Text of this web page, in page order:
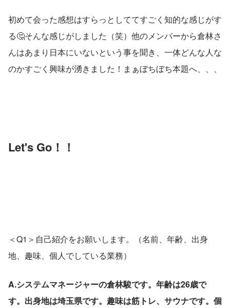
初めて会った感想はすらっとしててすごく知的な感じがす
る🤔そんな感じがしました（笑）他のメンバーから倉林さ
んはあまり日本にいないという事を聞き、一体どんな人な
のかすごく興味が湧きました！まぁぼちぼち本題へ、、、
Let's Go！！
＜Q1＞自己紹介をお願いします。（名前、年齢、出身
地、趣味、個人でしている業務）
A.システムマネージャーの倉林駿です。年齢は26歳で
す。出身地は埼玉県です。趣味は筋トレ、サウナです。個